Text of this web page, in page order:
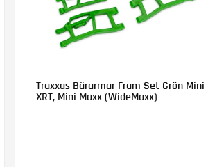
Traxxas Bärarmar Fram Set Grön Mini
XRT, Mini Maxx (WideMaxx)